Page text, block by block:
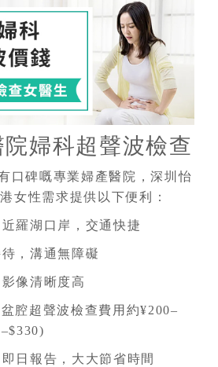
婦科超聲波檢查
口碑嘅專業婦產醫院，深圳怡
女性需求提供以下便利：
羅湖口岸，交通快捷
，溝通無障礙
像清晰度高
腔超聲波檢查費用約¥200–
日報告，大大節省時間